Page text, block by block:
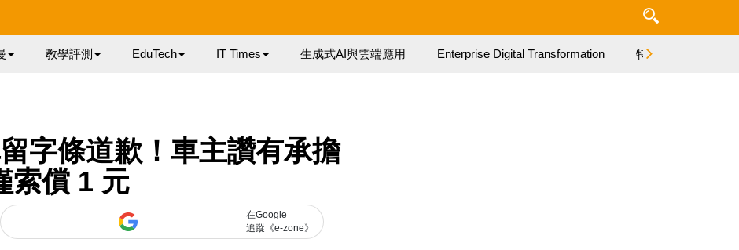
教學評測 EduTech IT Times 生成式AI與雲端應用 Enterprise Digital Transformation 特集
字條道歉！車主讚有承擔
索償 1 元
在Google
追蹤《e-zone》